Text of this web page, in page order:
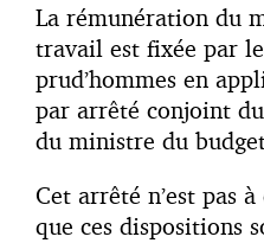
La rémunération du
travail est fixée par
prud’hommes en
par arrêté conjoint
du ministre du
Cet arrêté n’est pas
que ces dispositions